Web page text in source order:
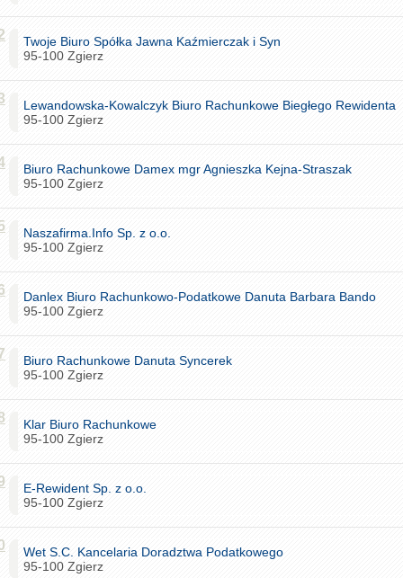
Twoje Biuro Spółka Jawna Kaźmierczak i Syn
95-100 Zgierz
Lewandowska-Kowalczyk Biuro Rachunkowe Biegłego Rewidenta
95-100 Zgierz
Biuro Rachunkowe Damex mgr Agnieszka Kejna-Straszak
95-100 Zgierz
Naszafirma.Info Sp. z o.o.
95-100 Zgierz
Danlex Biuro Rachunkowo-Podatkowe Danuta Barbara Bando
95-100 Zgierz
Biuro Rachunkowe Danuta Syncerek
95-100 Zgierz
Klar Biuro Rachunkowe
95-100 Zgierz
E-Rewident Sp. z o.o.
95-100 Zgierz
Wet S.C. Kancelaria Doradztwa Podatkowego
95-100 Zgierz